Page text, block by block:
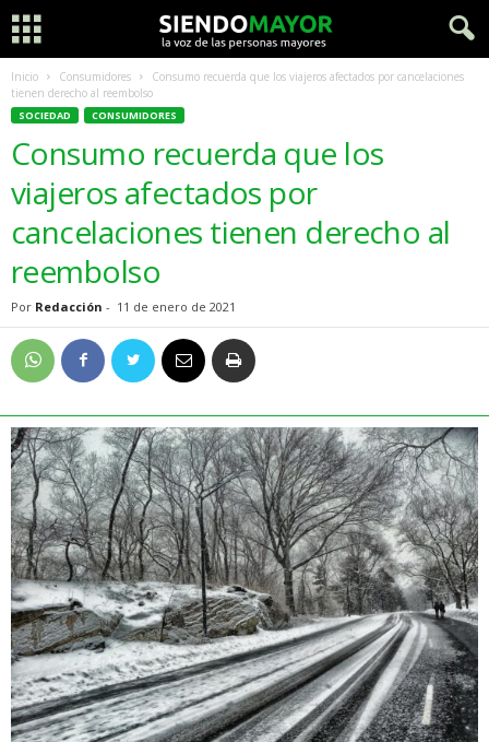
Inicio Consumidores
Consumo recuerda que los viajeros afectados por cancelaciones
tienen derecho al reembolso
SOCIEDAD CONSUMIDORES
Consumo recuerda que los
viajeros afectados por
cancelaciones tienen derecho al
reembolso
Por Redacción - 11 de enero de 2021